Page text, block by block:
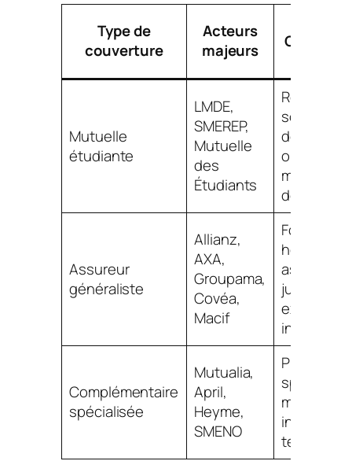
Type de
couverture
Acteurs
majeurs
Garantie
Mutuelle
étudiante
LMDE,
SMEREP,
Mutuelle
des
Étudiants
soins
dentaire,
optique,
médecine
douce
Assureur
généraliste
Allianz,
AXA,
Groupama,
Covéa,
Macif
Forfaits
juridique,
Complémentaire
spécialisée
Mutualia,
April,
Heyme,
SMENO
Prise en
sports à
mobilité